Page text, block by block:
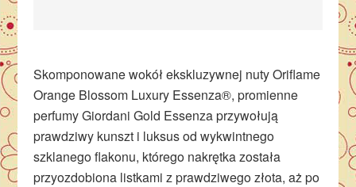
Skomponowane wokół ekskluzywnej nuty Oriflame
Orange Blossom Luxury Essenza®, promienne
perfumy Giordani Gold Essenza przywołują
prawdziwy kunszt i luksus od wykwintnego
szklanego flakonu, którego nakrętka została
przyozdobiona listkami z prawdziwego złota, aż po